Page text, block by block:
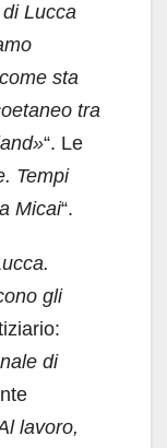
di Lucca
sta
tra
“. Le
Tempi
Micai“.
gli
di
lavoro,